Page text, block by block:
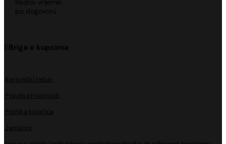
po dogovoru
Briga o kupcima
Korisnički račun
Pravila privatnosti
Politika kolačića
Jamstvo